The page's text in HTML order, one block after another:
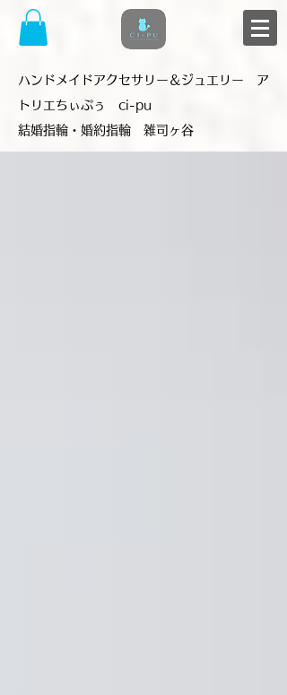
​ハンドメイドアクセサリー＆ジュエリー ア
トリエちぃぷぅ ci-pu
結婚指輪・婚約指輪 雑司ヶ谷